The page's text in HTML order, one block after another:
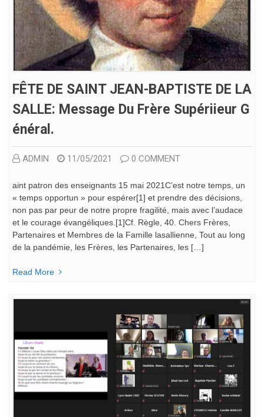
FÊTE DE SAINT JEAN-BAPTISTE DE LA
SALLE: Message Du Frère Supériieur G
Énéral.
ADMIN 11/05/2021 0 COMMENT
aint patron des enseignants 15 mai 2021C’est notre temps, un
« temps opportun » pour espérer[1] et prendre des décisions,
non pas par peur de notre propre fragilité, mais avec l’audace
et le courage évangéliques.[1]Cf. Règle, 40. Chers Frères,
Partenaires et Membres de la Famille lasallienne, Tout au long
de la pandémie, les Frères, les Partenaires, les […]
Read More